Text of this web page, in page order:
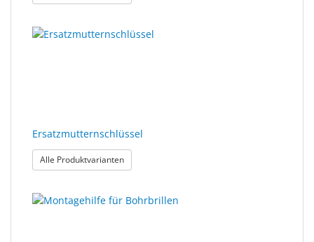
Ersatzmutternschlüssel
Alle Produktvarianten: Ersatzmutternschlüssel